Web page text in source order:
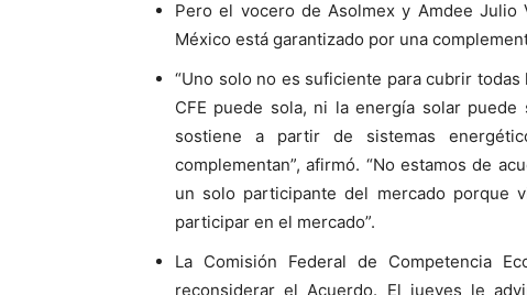
Pero el vocero de Asolmex y Amdee
México está garantizado por una
“Uno solo no es suficiente para cubrir
CFE puede sola, ni la energía solar
sostiene a partir de sistemas
complementan”, afirmó. “No estamos de
un solo participante del mercado porque
participar en el mercado”.
La Comisión Federal de Competencia
reconsiderar el Acuerdo. El jueves le